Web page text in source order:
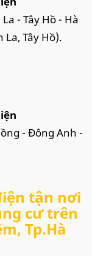
- Tây Hồ - Hà
La, Tây Hồ).
- Đông Anh -
tận nơi
cư trên
Tp.Hà